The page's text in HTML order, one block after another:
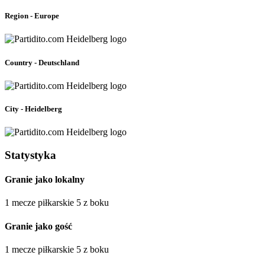
Region - Europe
Country - Deutschland
City - Heidelberg
Statystyka
Granie jako lokalny
1 mecze piłkarskie 5 z boku
Granie jako gość
1 mecze piłkarskie 5 z boku